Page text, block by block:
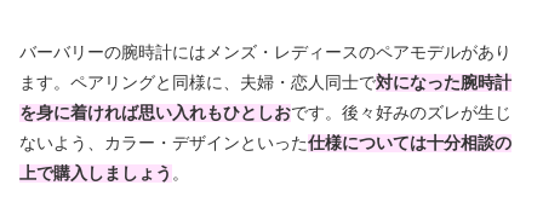
バーバリーの腕時計にはメンズ・レディースのペアモデルがあり
ます。ペアリングと同様に、夫婦・恋人同士で対になった腕時計
を身に着ければ思い入れもひとしおです。後々好みのズレが生じ
ないよう、カラー・デザインといった仕様については十分相談の
上で購入しましょう 。